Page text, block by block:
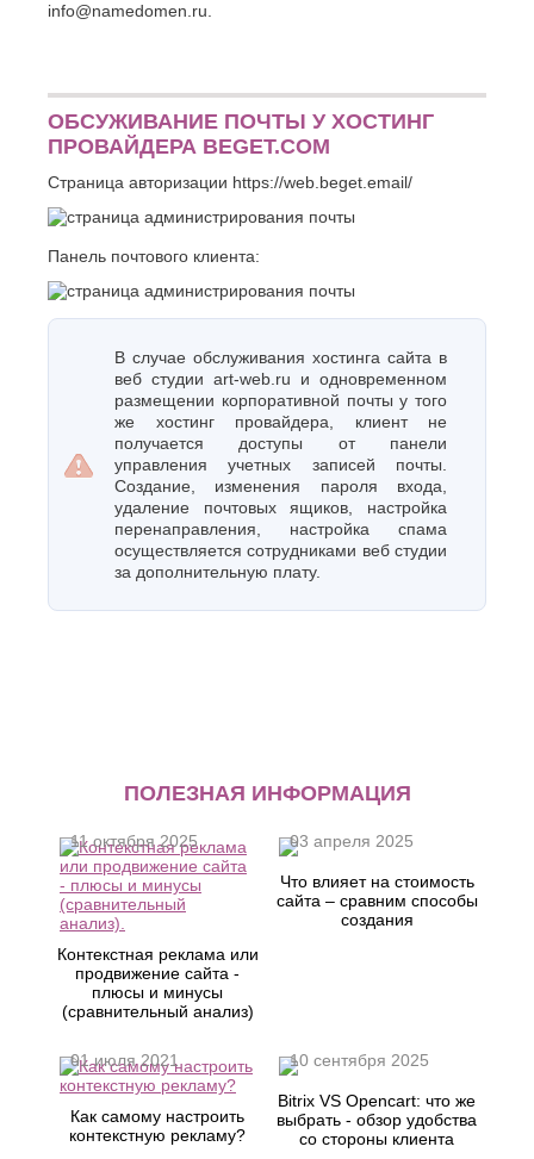
info@namedomen.ru.
ОБСУЖИВАНИЕ ПОЧТЫ У ХОСТИНГ
ПРОВАЙДЕРА BEGET.COM
Страница авторизации https://web.beget.email/
Панель почтового клиента:
В случае обслуживания хостинга сайта в
веб студии art-web.ru и одновременном
размещении корпоративной почты у того
же хостинг провайдера, клиент не
получается доступы от панели
управления учетных записей почты.
Создание, изменения пароля входа,
удаление почтовых ящиков, настройка
перенаправления, настройка спама
осуществляется сотрудниками веб студии
за дополнительную плату.
ПОЛЕЗНАЯ ИНФОРМАЦИЯ
Контекстная реклама или
продвижение сайта -
плюсы и минусы
(сравнительный анализ)
11 октября 2025
Что влияет на стоимость
сайта – сравним способы
создания
03 апреля 2025
Как самому настроить
контекстную рекламу?
01 июля 2021
Bitrix VS Opencart: что же
выбрать - обзор удобства
со стороны клиента
10 сентября 2025